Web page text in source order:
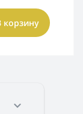
корзину